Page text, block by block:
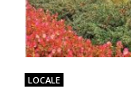
LOCALE